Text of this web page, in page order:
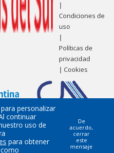
|
Condiciones de
uso
|
Políticas de
privacidad
| Cookies
personalizar
continuar
uso de
para obtener
De
acuerdo,
cerrar
este
mensaje